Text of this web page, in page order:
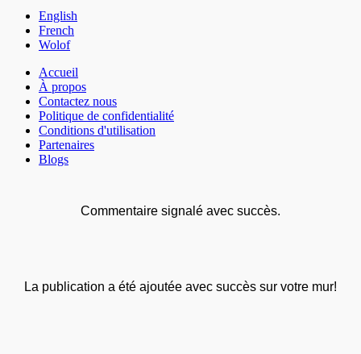
English
French
Wolof
Accueil
À propos
Contactez nous
Politique de confidentialité
Conditions d'utilisation
Partenaires
Blogs
Commentaire signalé avec succès.
La publication a été ajoutée avec succès sur votre mur!